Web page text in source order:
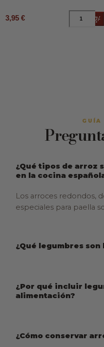
3,95 €
GUÍA
¿Qué tipos de arroz
en la cocina
Los arroces redondos,
especiales para paella
¿Qué legumbres son
¿Por qué incluir
alimentación?
¿Cómo conservar